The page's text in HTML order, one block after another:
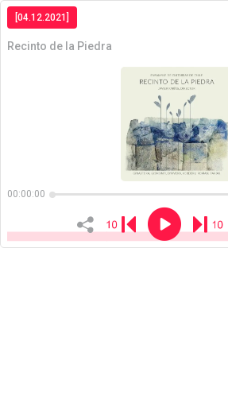
[04.12.2021]
Recinto de la Piedra
00:00:00